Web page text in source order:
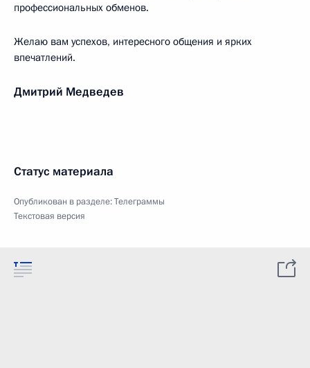
профессиональных обменов.
Желаю вам успехов, интересного общения и ярких
впечатлений.
Дмитрий Медведев
Статус материала
Опубликован в разделе:Телеграммы
Текстовая версия